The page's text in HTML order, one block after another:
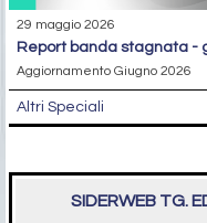
29 maggio 2026
report banda stagnata -
Aggiornamento Giugno 2026
Altri Speciali
SIDERWEB TG.